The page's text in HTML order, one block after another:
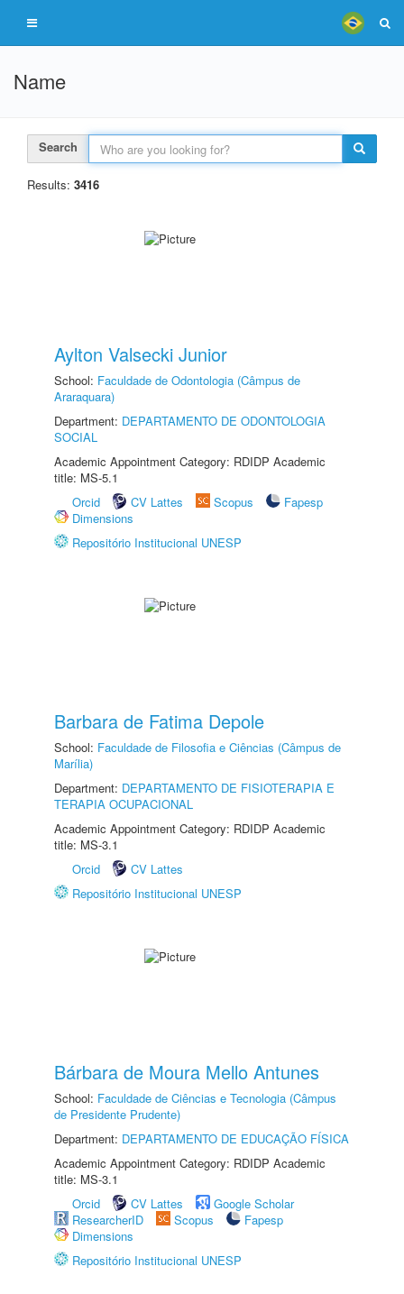
Name
Search
Results: 3416
Aylton Valsecki Junior
School: Faculdade de Odontologia (Câmpus de
Araraquara)
Department: DEPARTAMENTO DE ODONTOLOGIA
SOCIAL
Academic Appointment Category: RDIDP Academic
title: MS-5.1
Orcid
CV Lattes Scopus
Fapesp
Dimensions
Repositório Institucional UNESP
Barbara de Fatima Depole
School: Faculdade de Filosofia e Ciências (Câmpus de
Marília)
Department: DEPARTAMENTO DE FISIOTERAPIA E
TERAPIA OCUPACIONAL
Academic Appointment Category: RDIDP Academic
title: MS-3.1
Orcid
CV Lattes
Repositório Institucional UNESP
Bárbara de Moura Mello Antunes
School: Faculdade de Ciências e Tecnologia (Câmpus
de Presidente Prudente)
Department: DEPARTAMENTO DE EDUCAÇÃO FÍSICA
Academic Appointment Category: RDIDP Academic
title: MS-3.1
Orcid
CV Lattes
Google Scholar
ResearcherID
Scopus
Fapesp
Dimensions
Repositório Institucional UNESP